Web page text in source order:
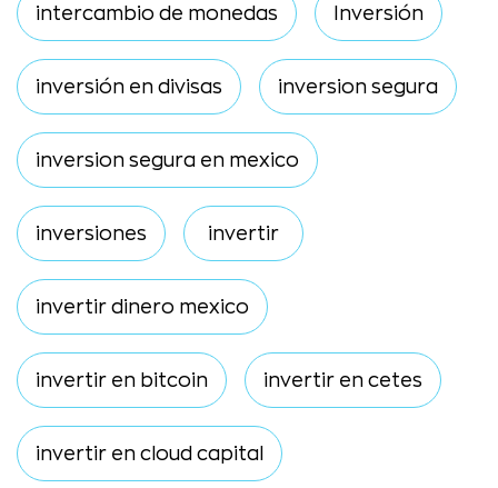
intercambio de monedas Inversión
inversión en divisas inversion segura
inversion segura en mexico
inversiones invertir
invertir dinero mexico
invertir en bitcoin invertir en cetes
invertir en cloud capital